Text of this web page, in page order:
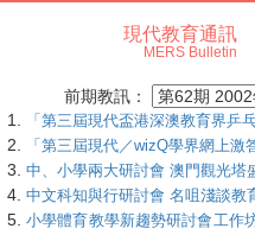
現代教育通訊
MERS Bulletin
前期教訊：
「第三屆現代盃港深澳教育界乒
「第三屆現代／wizQ學界網上激
中、小學兩大研討會 澳門觀光塔
中文科知與行研討會 名咀淺談教
小學體育教學新趨勢研討會工作